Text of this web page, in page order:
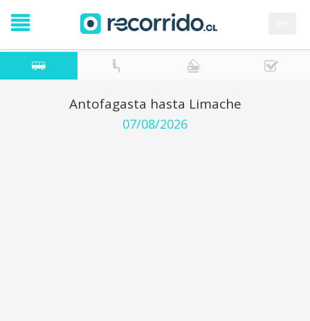
Antofagasta hasta Limache
07/08/2026